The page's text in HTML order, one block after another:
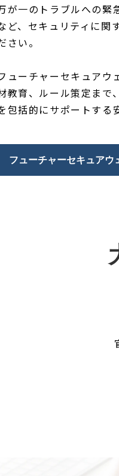
が一のトラブルへの緊
ど、セキュリティに関
さい。
ューチャーセキュアウ
教育、ルール策定まで
包括的にサポートする
フューチャーセキュアウ